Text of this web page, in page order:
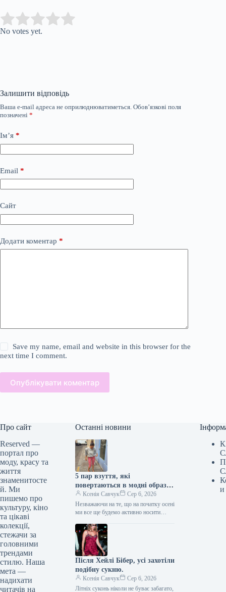
Rate this item:
No votes yet.
Залишити відповідь
Ваша e-mail адреса не оприлюднюватиметься. Обов’язкові поля
позначені *
Ім’я *
Email *
Сайт
Додати коментар *
Save my name, email and website in this browser for the
next time I comment.
Опублікувати коментар
Про сайт
Reserved —
портал про
моду, красу та
життя
знаменитосте
й. Ми
пишемо про
культуру, кіно
та цікаві
колекції,
стежачи за
головними
трендами
стилю. Наша
мета —
надихати
читачів на
Останні новини
5 пар взуття, які
повертаються в модні образи
з приходом осені
Ксенія Савчук
Сер 6, 2026
Незважаючи на те, що на початку осені
ми все ще будемо активно носити
матимемо…
Після Хейлі Бібер, усі захотіли
подібну сукню.
Ксенія Савчук
Сер 6, 2026
Літніх суконь ніколи не буває забагато,
и